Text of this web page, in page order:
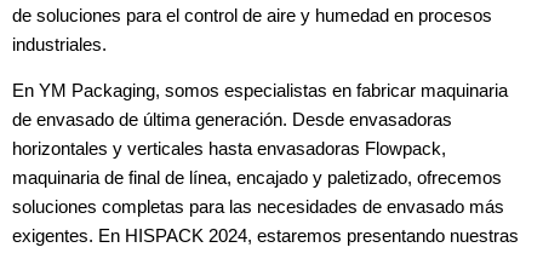
de soluciones para el control de aire y humedad en procesos
industriales.
En YM Packaging, somos especialistas en fabricar maquinaria
de envasado de última generación. Desde envasadoras
horizontales y verticales hasta envasadoras Flowpack,
maquinaria de final de línea, encajado y paletizado, ofrecemos
soluciones completas para las necesidades de envasado más
exigentes. En HISPACK 2024, estaremos presentando nuestras